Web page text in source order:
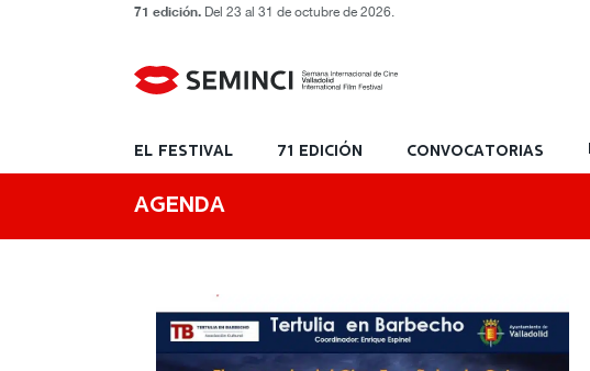
71 edición. Del 23 al 31 de octubre de 2026.
EL FESTIVAL 71 EDICIÓN CONVOCATORIAS
AGENDA